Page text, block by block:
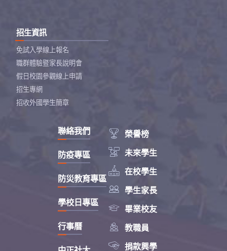
招生資訊
免試入學線上報名
職群體驗暨家長說明會
假日校園參觀線上申請
招生專網
招收外國學生簡章
 榮譽榜
 未來學生
 在校學生
 學生家長
 畢業校友
 教職員
 捐款興學
聯絡我們
防疫專區
防災教育專區
學校日專區
行事曆